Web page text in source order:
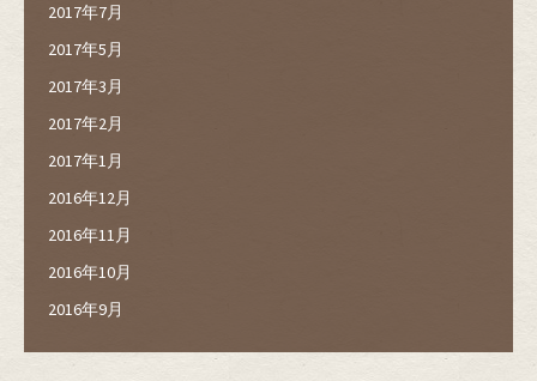
2017年7月
2017年5月
2017年3月
2017年2月
2017年1月
2016年12月
2016年11月
2016年10月
2016年9月